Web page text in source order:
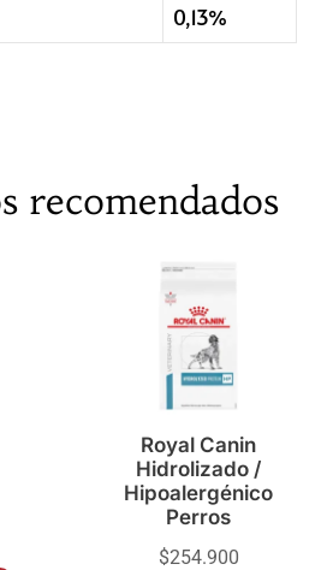
0,13%
recomendados
Royal Canin
Hidrolizado /
Hipoalergénico
Perros
$254.900